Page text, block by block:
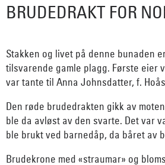
BRUDEDRAKT FOR
Stakken og livet på denne bunaden
tilsvarende gamle plagg. Første eier
var tante til Anna Johnsdatter, f.
Den røde brudedrakten gikk av
ble da avløst av den svarte. Det var
ble brukt ved barnedåp, da båret av
Brudekrone med «straumar» og